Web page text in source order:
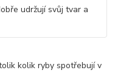
udržují svůj tvar a
kolik ryby spotřebují v